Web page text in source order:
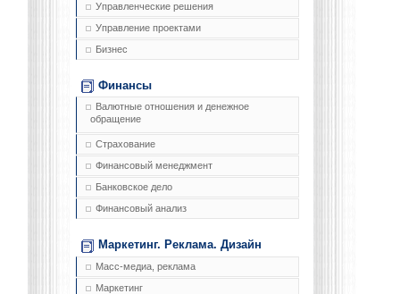
Управленческие решения
Управление проектами
Бизнес
Финансы
Валютные отношения и денежное
обращение
Страхование
Финансовый менеджмент
Банковское дело
Финансовый анализ
Маркетинг. Реклама. Дизайн
Масс-медиа, реклама
Маркетинг